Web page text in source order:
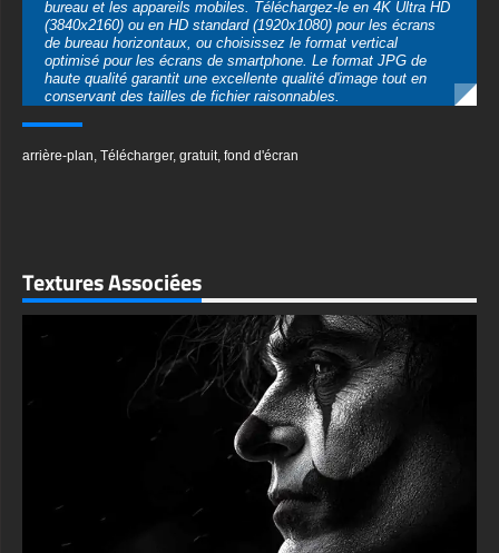
Le papier peint présente une attention incroyable aux détails,
du tissu texturé du costume rouge emblématique au reflet dans
les yeux du masque de Deadpool. L'éclairage d'ambiance crée
une ambiance maussade avec des lanternes orange
contrastant avec l'environnement frais et enneigé. Cela en fait
un choix idéal pour les joueurs, les passionnés de bandes
dessinées et les fans de Marvel qui cherchent à personnaliser
Aucune inscription ni abonnement n'est requis pour télécharger
visuel sur différentes tailles et résolutions d'écran.
Parfait pour les fans de tous âges, ce fond d'écran familial
capture l'essence du personnage sans aucun contenu
inapproprié, ce qui le rend adapté aux jeunes amateurs de
super-héros tout en attirant les fans plus âgés.
textures-3d-gratuiteshd.com
arrière-plan,Télécharger,gratuit,fond d'écran